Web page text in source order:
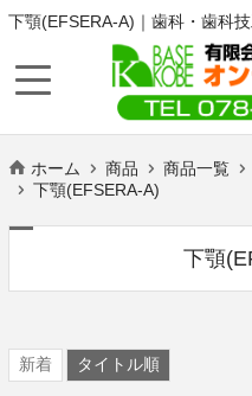
下顎(EFSERA-A)｜歯科・歯科
ホーム 商品 商品一覧
下顎(EFSERA-A)
下顎
新着 タイトル順